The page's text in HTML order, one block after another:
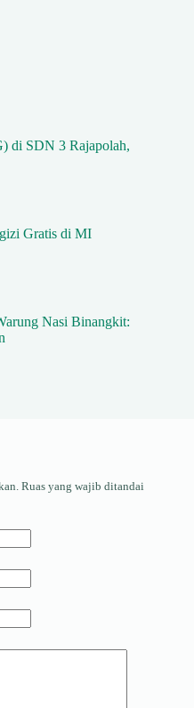
di SDN 3 Rajapolah,
Gratis di MI
Nasi Binangkit:
Ruas yang wajib ditandai